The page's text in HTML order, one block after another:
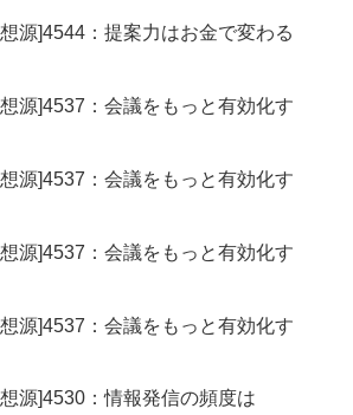
源]4544：提案力はお金で変わる
源]4537：会議をもっと有効化す
源]4537：会議をもっと有効化す
源]4537：会議をもっと有効化す
源]4537：会議をもっと有効化す
源]4530：情報発信の頻度は